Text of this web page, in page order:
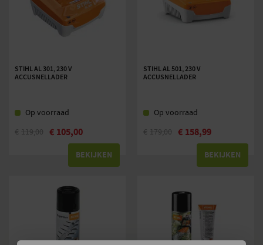
STIHL AL 301, 230 V
ACCUSNELLADER
Op voorraad
€ 119,00 € 105,00
BEKIJKEN
STIHL AL 501, 230 V
ACCUSNELLADER
Op voorraad
€ 179,00 € 158,99
BEKIJKEN